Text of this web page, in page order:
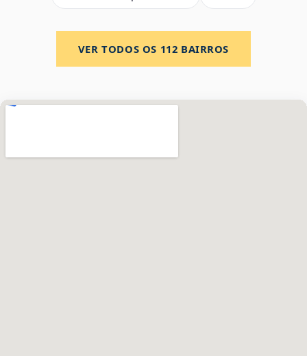
VER TODOS OS 112 BAIRROS